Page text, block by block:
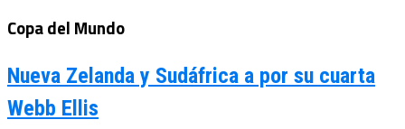
Copa del Mundo
Nueva Zelanda y Sudáfrica a por su cuarta
Webb Ellis